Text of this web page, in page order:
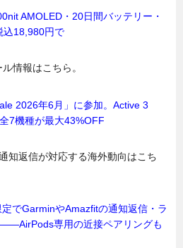
AMOLED・20日間バッテリー・
込18,980円で
情報はこちら。
2026年6月」に参加。Active 3
7機種が最大43%OFF
知返信が対応する海外動向はこち
定でGarminやAmazfitの通知返信・ラ
専用の近接ペアリングも